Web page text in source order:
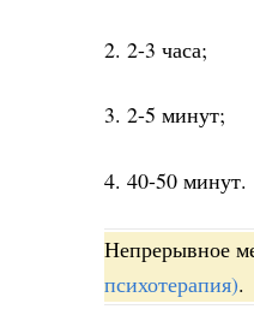
2. 2-3 часа;
3. 2-5 минут;
4. 40-50 минут.
Непрерывное
психотерапия).